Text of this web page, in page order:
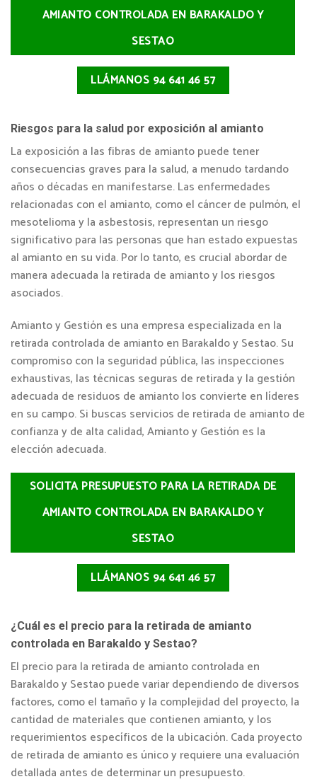
AMIANTO CONTROLADA EN BARAKALDO Y
SESTAO
LLÁMANOS 94 641 46 57
Riesgos para la salud por exposición al amianto
La exposición a las fibras de amianto puede tener
consecuencias graves para la salud, a menudo tardando
años o décadas en manifestarse. Las enfermedades
relacionadas con el amianto, como el cáncer de pulmón, el
mesotelioma y la asbestosis, representan un riesgo
significativo para las personas que han estado expuestas
al amianto en su vida. Por lo tanto, es crucial abordar de
manera adecuada la retirada de amianto y los riesgos
asociados.
Amianto y Gestión es una empresa especializada en la
retirada controlada de amianto en Barakaldo y Sestao. Su
compromiso con la seguridad pública, las inspecciones
exhaustivas, las técnicas seguras de retirada y la gestión
adecuada de residuos de amianto los convierte en líderes
en su campo. Si buscas servicios de retirada de amianto de
confianza y de alta calidad, Amianto y Gestión es la
elección adecuada.
SOLICITA PRESUPUESTO PARA LA RETIRADA DE
AMIANTO CONTROLADA EN BARAKALDO Y
SESTAO
LLÁMANOS 94 641 46 57
¿Cuál es el precio para la retirada de amianto
controlada en Barakaldo y Sestao?
El precio para la retirada de amianto controlada en
Barakaldo y Sestao puede variar dependiendo de diversos
factores, como el tamaño y la complejidad del proyecto, la
cantidad de materiales que contienen amianto, y los
requerimientos específicos de la ubicación. Cada proyecto
de retirada de amianto es único y requiere una evaluación
detallada antes de determinar un presupuesto.